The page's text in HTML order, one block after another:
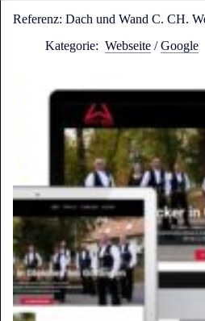
Referenz: Dach und Wand C. CH.
Kategorie: Webseite /Google